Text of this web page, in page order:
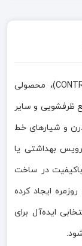
جا مایع خط درشت کد 3900 کنتراست (CONTRAST)، محصولی
ظرفشویی و سایر
و شیارهای خط
بهداشتی یا
آشپزخانه می‌بخشد. استفاده از پلاستیک ABS باکیفیت در ساخت
ایجاد کرده
ایده‌آل برای